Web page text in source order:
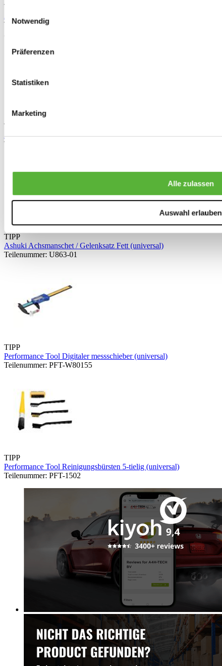
Notwendig
Präferenzen
Statistiken
Marketing
Alle zulassen
Auswahl erlauben
TIPP
Teilenummer: ARP-901-750X
TIPP
Ashuki 383-Teilige Gummi o-ring satz (universal)
Teilenummer: U861-15
TIPP
Ashuki Achsmanschet / Gelenksatz Fett (universal)
Teilenummer: U863-01
TIPP
Performance Tool Digitaler messschieber (universal)
Teilenummer: PFT-W80155
TIPP
Performance Tool Reinigungsbürsten 5-tielig (universal)
Teilenummer: PFT-1502